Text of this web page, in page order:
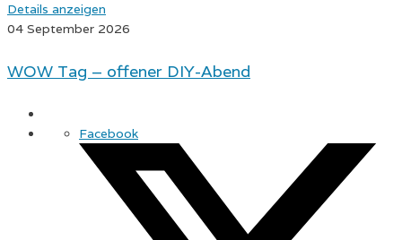
Details anzeigen
04 September 2026
WOW Tag – offener DIY-Abend
Facebook